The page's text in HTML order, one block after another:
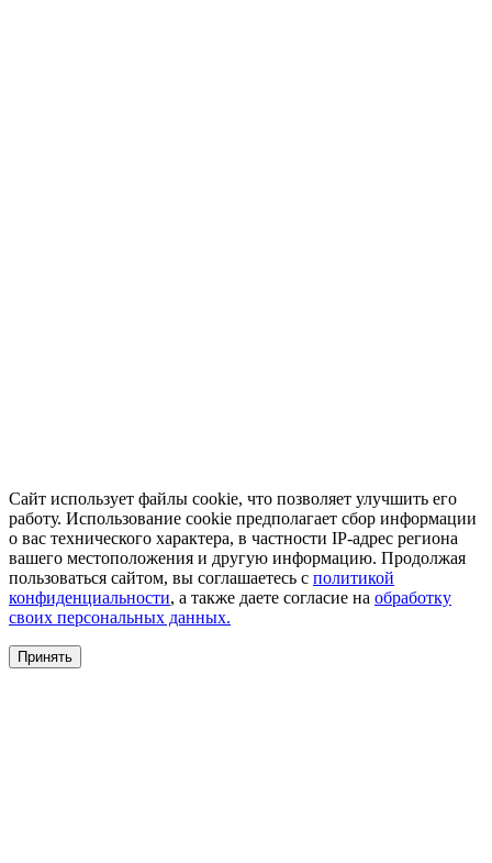
Сайт использует файлы cookie, что позволяет улучшить его
работу. Использование cookie предполагает сбор информации
о вас технического характера, в частности IP-адрес региона
вашего местоположения и другую информацию. Продолжая
пользоваться сайтом, вы соглашаетесь с политикой
конфиденциальности, а также даете согласие на обработку
своих персональных данных.
Принять